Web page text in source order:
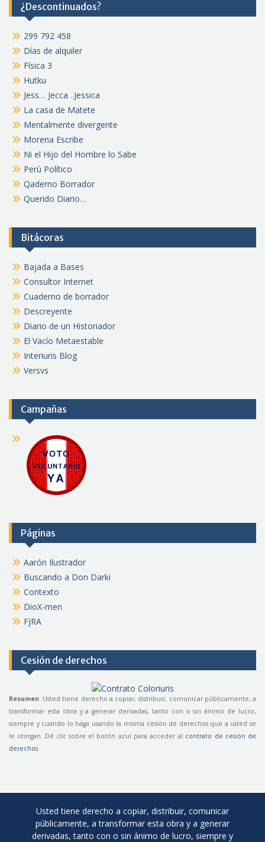
¿Descontinuados?
299 792 458
Días de alquiler
Física 3
Hutku
Jess… Jecca ..Jessica
La casa de Matete
Mentalmente divergente
Morena Escribe
Ni el Hijo del Hombre lo Sabe
Perú Político
Qaderno Borrador
Querido Diario…
Bitácoras
Bajada a Bases
Consultor Internet
Cuaderno de borrador
Descreyente
Diario de un Historiador
El Vacío Metaestable
Interiuris Blog
Versvs
Campañas
Páginas
Aarón Ilustrador
Buscando a Don Darki
Contexto
DioX-men
FJRA
Cesión de derechos
Resumen: Usted tiene derecho a copiar, distribuir, comunicar públicamente, a
transformar esta obra y a generar derivadas, tanto con o sin ánimo de lucro,
siempre y cuando lo haga usando la misma cesión de derechos que a usted se
le otorgan. Dé clicsobre el botón azul para acceder al contrato de cesión de
derechos.
Usted tiene derecho a copiar, distribuir, comunicar
públicamente, a transformar esta obra y a generar
derivadas, tanto con o sin ánimo de lucro, siempre y